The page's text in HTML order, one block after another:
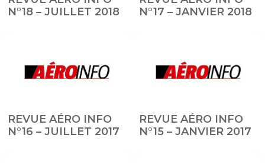
N°18 – JUILLET 2018
N°17 – JANVIER 2018
REVUE AÉRO INFO
N°16 – JUILLET 2017
REVUE AÉRO INFO
N°15 – JANVIER 2017